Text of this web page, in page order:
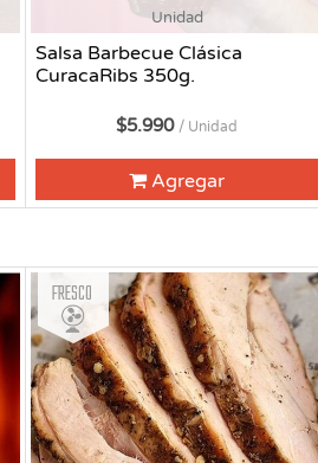
Unidad
Salsa Barbecue Clásica
CuracaRibs 350g.
$5.990 / Unidad
Agregar
Fresco